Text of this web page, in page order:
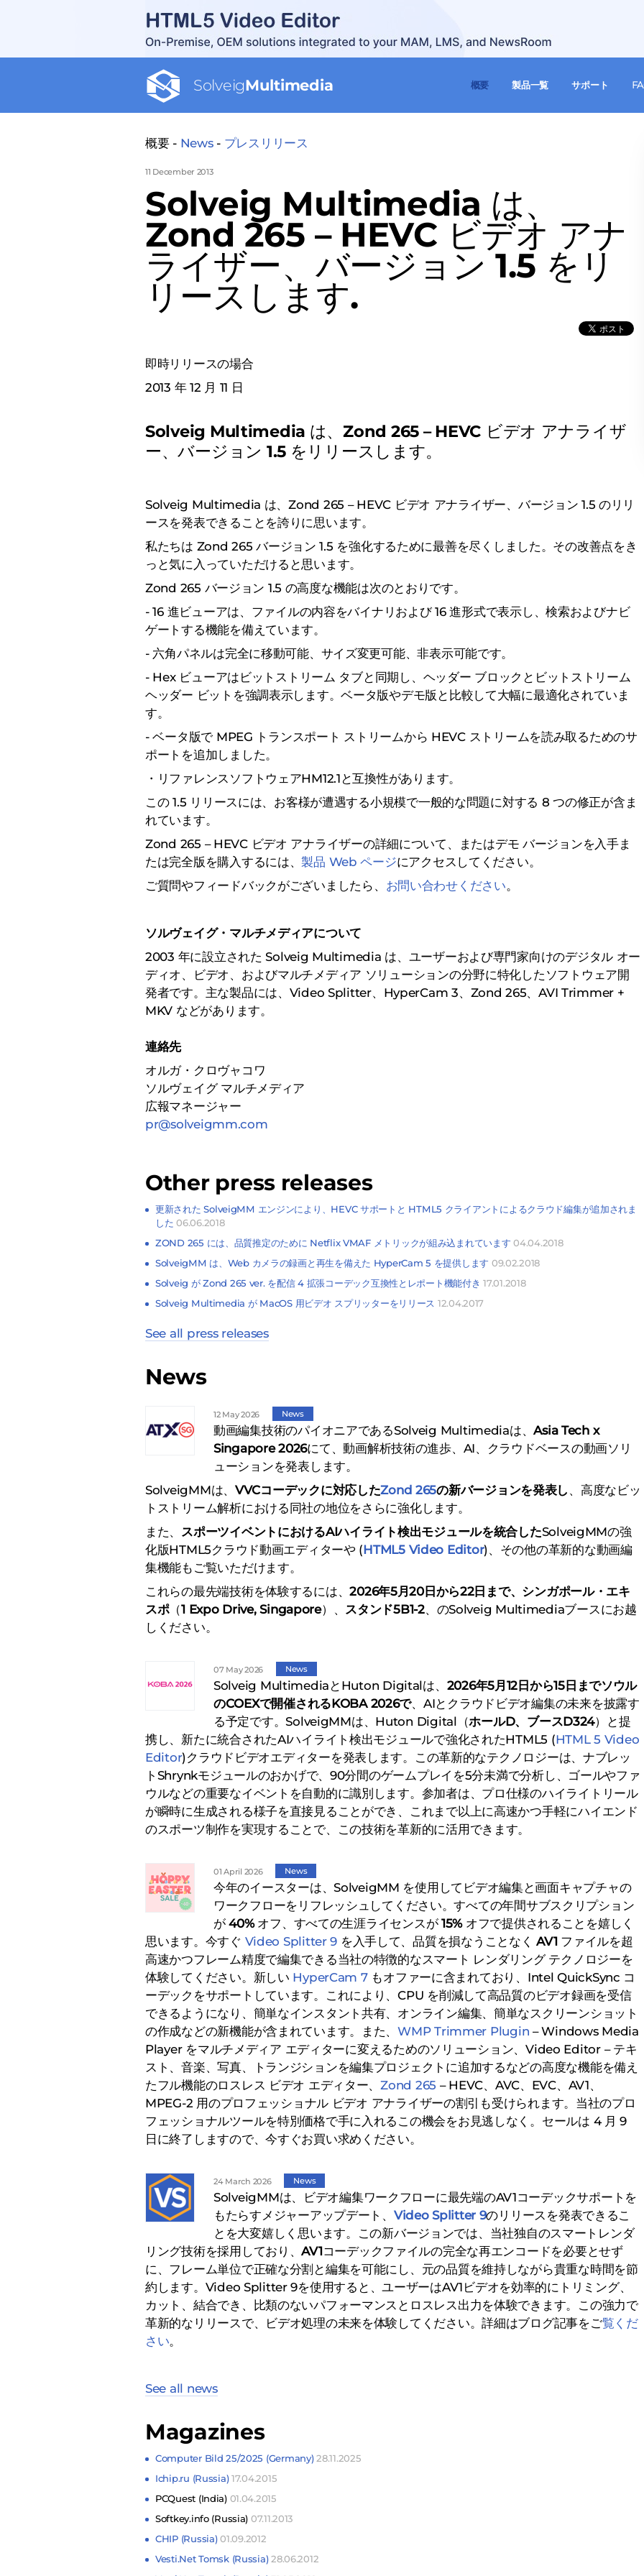
SolveigMultimedia 概要 製品一覧 サポート
概要 - News- プレスリリース
11 December 2013
Solveig Multimedia は、
Zond 265 – HEVC ビデオ アナ
ライザー、バージョン 1.5 をリ
リースします.
即時リリースの場合
2013 年 12 月 11 日
Solveig Multimedia は、Zond 265 – HEVC ビデオ アナライザ
ー、バージョン 1.5 をリリースします。
Solveig Multimedia は、Zond 265 – HEVC ビデオ アナライザー、バージョン 1.5 のリリ
ースを発表できることを誇りに思います。
私たちは Zond 265 バージョン 1.5 を強化するために最善を尽くしました。その改善点をき
っと気に入っていただけると思います。
Zond 265 バージョン 1.5 の高度な機能は次のとおりです。
- 16 進ビューアは、ファイルの内容をバイナリおよび 16 進形式で表示し、検索およびナビ
ゲートする機能を備えています。
- 六角パネルは完全に移動可能、サイズ変更可能、非表示可能です。
- Hex ビューアはビットストリーム タブと同期し、ヘッダー ブロックとビットストリーム
ヘッダー ビットを強調表示します。ベータ版やデモ版と比較して大幅に最適化されていま
す。
- ベータ版で MPEG トランスポート ストリームから HEVC ストリームを読み取るためのサ
ポートを追加しました。
・リファレンスソフトウェアHM12.1と互換性があります。
この 1.5 リリースには、お客様が遭遇する小規模で一般的な問題に対する 8 つの修正が含ま
れています。
Zond 265 – HEVC ビデオ アナライザーの詳細について、またはデモ バージョンを入手ま
たは完全版を購入するには、製品 Web ページにアクセスしてください。
ご質問やフィードバックがございましたら、 お問い合わせください。
ソルヴェイグ・マルチメディアについて
2003 年に設立された Solveig Multimedia は、ユーザーおよび専門家向けのデジタル オー
ディオ、ビデオ、およびマルチメディア ソリューションの分野に特化したソフトウェア開
発者です。主な製品には、Video Splitter、HyperCam 3、Zond 265、AVI Trimmer +
MKV などがあります。
連絡先
オルガ・クロヴャコワ
ソルヴェイグ マルチメディア
広報マネージャー
pr@solveigmm.com
Other press releases
更新された SolveigMM エンジンにより、HEVC サポートと HTML5 クライアントによるクラウド編集が追加されま
した06.06.2018
ZOND 265 には、品質推定のために Netflix VMAF メトリックが組み込まれています04.04.2018
SolveigMM は、Web カメラの録画と再生を備えた HyperCam 5 を提供します 09.02.2018
Solveig が Zond 265 ver. を配信 4 拡張コーデック互換性とレポート機能付き17.01.2018
Solveig Multimedia が MacOS 用ビデオ スプリッターをリリース 12.04.2017
See all press releases
News
12 May 2026 News
動画編集技術のパイオニアであるSolveig Multimediaは、Asia Tech x
Singapore 2026にて、動画解析技術の進歩、AI、クラウドベースの動画ソリ
ューションを発表します。
SolveigMMは、 VVCコーデックに対応したZond 265の新バージョンを発表し 、高度なビッ
トストリーム解析における同社の地位をさらに強化します。
また、 スポーツイベントにおけるAIハイライト検出モジュールを統合したSolveigMMの強
化版HTML5クラウド動画エディターや (HTML5 Video Editor)、その他の革新的な動画編
集機能もご覧いただけます。
これらの最先端技術を体験するには、2026年5月20日から22日まで、シンガポール・エキ
スポ（1 Expo Drive, Singapore）、 スタンド5B1-2、のSolveig Multimediaブースにお越
しください。
07 May 2026 News
Solveig MultimediaとHuton Digitalは、 2026年5月12日から15日までソウル
のCOEXで開催されるKOBA 2026で、AIとクラウドビデオ編集の未来を披露す
る予定です。SolveigMMは、Huton Digital（ホールD、ブースD324）と提
携し、新たに統合されたAIハイライト検出モジュールで強化されたHTML5 (HTML 5 Video
Editor)クラウドビデオエディターを発表します。この革新的なテクノロジーは、ナブレッ
トShrynkモジュールのおかげで、90分間のゲームプレイを5分未満で分析し、ゴールやファ
ウルなどの重要なイベントを自動的に識別します。参加者は、プロ仕様のハイライトリール
が瞬時に生成される様子を直接見ることができ、これまで以上に高速かつ手軽にハイエンド
のスポーツ制作を実現することで、この技術を革新的に活用できます。
01 April 2026 News
今年のイースターは、SolveigMM を使用してビデオ編集と画面キャプチャの
ワークフローをリフレッシュしてください。すべての年間サブスクリプション
が40%オフ、すべての生涯ライセンスが 15%オフで提供されることを嬉しく
思います。今すぐ Video Splitter 9 を入手して、品質を損なうことなくAV1 ファイルを超
高速かつフレーム精度で編集できる当社の特徴的なスマート レンダリング テクノロジーを
体験してください。新しい HyperCam 7もオファーに含まれており、Intel QuickSync コ
ーデックをサポートしています。これにより、CPU を削減して高品質のビデオ録画を受信
できるようになり、簡単なインスタント共有、オンライン編集、簡単なスクリーンショット
の作成などの新機能が含まれています。また、WMP Trimmer Plugin – Windows Media
Player をマルチメディア エディターに変えるためのソリューション、Video Editor – テキ
スト、音楽、写真、トランジションを編集プロジェクトに追加するなどの高度な機能を備え
たフル機能のロスレス ビデオ エディター、Zond 265 – HEVC、AVC、EVC、AV1、
MPEG-2 用のプロフェッショナル ビデオ アナライザーの割引も受けられます。当社のプロ
フェッショナルツールを特別価格で手に入れるこの機会をお見逃しなく。セールは 4 月 9
日に終了しますので、今すぐお買い求めください。
24 March 2026 News
SolveigMMは、ビデオ編集ワークフローに最先端のAV1コーデックサポートを
もたらすメジャーアップデート、 Video Splitter 9のリリースを発表できるこ
とを大変嬉しく思います。この新バージョンでは、当社独自のスマートレンダ
リング技術を採用しており、AV1コーデックファイルの完全な再エンコードを必要とせず
に、フレーム単位で正確な分割と編集を可能にし、元の品質を維持しながら貴重な時間を節
約します。Video Splitter 9を使用すると、ユーザーはAV1ビデオを効率的にトリミング、
カット、結合でき、比類のないパフォーマンスとロスレス出力を体験できます。この強力で
革新的なリリースで、ビデオ処理の未来を体験してください。詳細はブログ記事をご覧くだ
さい。
See all news
Magazines
Computer Bild 25/2025 (Germany)28.11.2025
Ichip.ru (Russia)17.04.2015
PCQuest (India) 01.04.2015
Softkey.info (Russia) 07.11.2013
CHIP (Russia)01.09.2012
Vesti.Net Tomsk (Russia)28.06.2012